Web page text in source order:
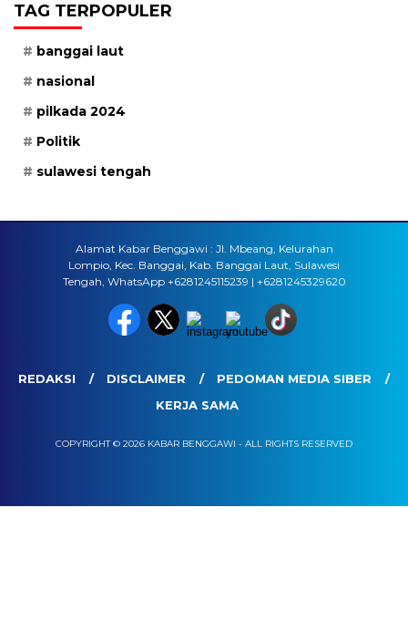
TAG TERPOPULER
banggai laut
nasional
pilkada 2024
Politik
sulawesi tengah
Alamat Kabar Benggawi : Jl. Mbeang, Kelurahan
Lompio, Kec. Banggai, Kab. Banggai Laut, Sulawesi
Tengah, WhatsApp +6281245115239 | +6281245329620
REDAKSI DISCLAIMER
PEDOMAN MEDIA SIBER
KERJA SAMA
COPYRIGHT © 2026 KABAR BENGGAWI - ALL RIGHTS RESERVED